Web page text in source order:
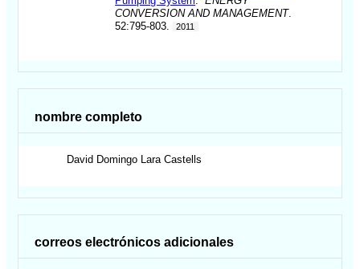
CONVERSION AND MANAGEMENT.
52:795-803.
2011
nombre completo
David Domingo Lara Castells
correos electrónicos adicionales